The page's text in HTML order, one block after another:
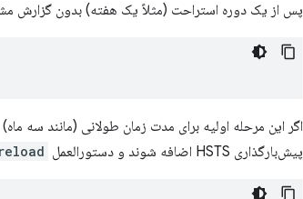
پس از یک دوره استراحت (مثلاً یک هفته) بدون گزارش
اگر این مرحله اولیه برای مدت زمان طولانی (مانند سه
پیش‌بارگذاری HSTS اضافه شوند و دستورالعمل